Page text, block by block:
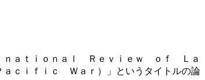
ｒｎａｔｉｏｎａｌ Ｒｅｖｉｅｗ ｏｆ Ｌａ
ｃｉｆｉｃ Ｗａｒ）」というタイトルの論